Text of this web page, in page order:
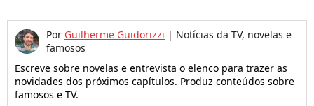
Por Guilherme Guidorizzi | Notícias da TV, novelas e
famosos
Escreve sobre novelas e entrevista o elenco para trazer as
novidades dos próximos capítulos. Produz conteúdos sobre
famosos e TV.